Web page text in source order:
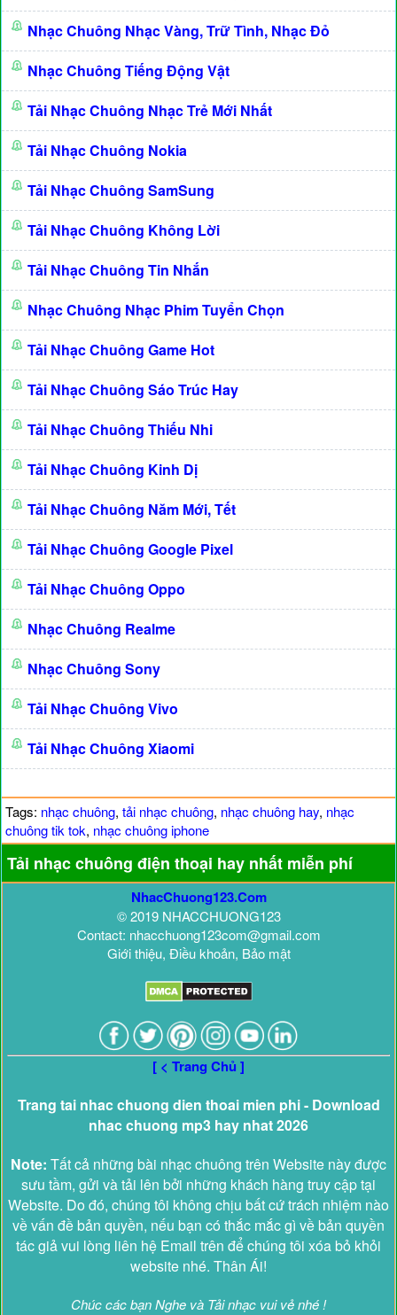
Nhạc Chuông Nhạc Vàng, Trữ Tình, Nhạc Đỏ
Nhạc Chuông Tiếng Động Vật
Tải Nhạc Chuông Nhạc Trẻ Mới Nhất
Tải Nhạc Chuông Nokia
Tải Nhạc Chuông SamSung
Tải Nhạc Chuông Không Lời
Tải Nhạc Chuông Tin Nhắn
Nhạc Chuông Nhạc Phim Tuyển Chọn
Tải Nhạc Chuông Game Hot
Tải Nhạc Chuông Sáo Trúc Hay
Tải Nhạc Chuông Thiếu Nhi
Tải Nhạc Chuông Kinh Dị
Tải Nhạc Chuông Năm Mới, Tết
Tải Nhạc Chuông Google Pixel
Tải Nhạc Chuông Oppo
Nhạc Chuông Realme
Nhạc Chuông Sony
Tải Nhạc Chuông Vivo
Tải Nhạc Chuông Xiaomi
Tags: nhạc chuông, tải nhạc chuông, nhạc chuông hay, nhạc
chuông tik tok, nhạc chuông iphone
Tải nhạc chuông điện thoại hay nhất miễn phí
NhacChuong123.Com
© 2019 NHACCHUONG123
Contact: nhacchuong123com@gmail.com
Giới thiệu, Điều khoản, Bảo mật
[ < Trang Chủ ]
Trang tai nhac chuong dien thoai mien phi - Download
nhac chuong mp3 hay nhat 2026
Note: Tất cả những bài nhạc chuông trên Website này được
sưu tầm, gửi và tải lên bởi những khách hàng truy cập tại
Website. Do đó, chúng tôi không chịu bất cứ trách nhiệm nào
về vấn đề bản quyền, nếu bạn có thắc mắc gì về bản quyền
tác giả vui lòng liên hệ Email trên để chúng tôi xóa bỏ khỏi
website nhé. Thân Ái!
Chúc các bạn Nghe và Tải nhạc vui vẻ nhé !